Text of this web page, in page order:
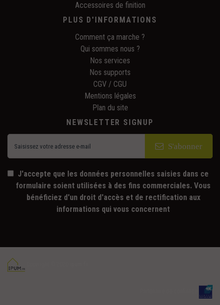
NEWSLETTER SIGNUP
S'abonner
J'accepte que les données personnelles saisies dans ce
formulaire soient utilisées à des fins commerciales. Vous
bénéficiez d'un droit d'accès et de rectification aux
informations qui vous concernent
Accessoires de finition
PLUS D'INFORMATIONS
Comment ça marche ?
Qui sommes nous ?
Nos services
Nos supports
CGV / CGU
Mentions légales
Plan du site